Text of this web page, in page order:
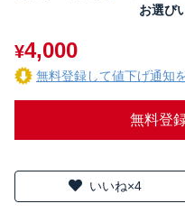
お選び
¥4,000
無料登録して値下げ通知
無料登
いいね×4